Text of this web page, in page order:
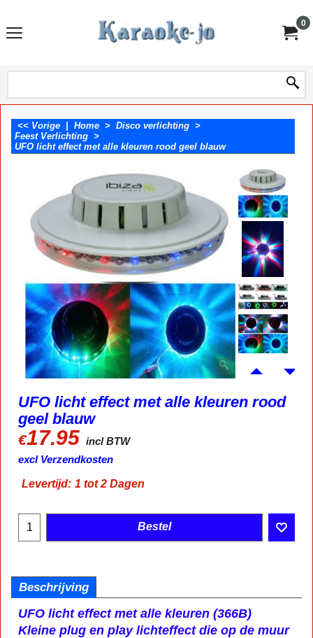
0
<< Vorige Home > Disco verlichting >
Feest Verlichting >
UFO licht effect met alle kleuren rood geel blauw
UFO licht effect met alle kleuren rood
geel blauw
€17.95 incl BTW
excl Verzendkosten
Levertijd: 1 tot 2 Dagen
Bestel
Beschrijving
UFO licht effect met alle kleuren (366B)
Kleine plug en play lichteffect die op de muur